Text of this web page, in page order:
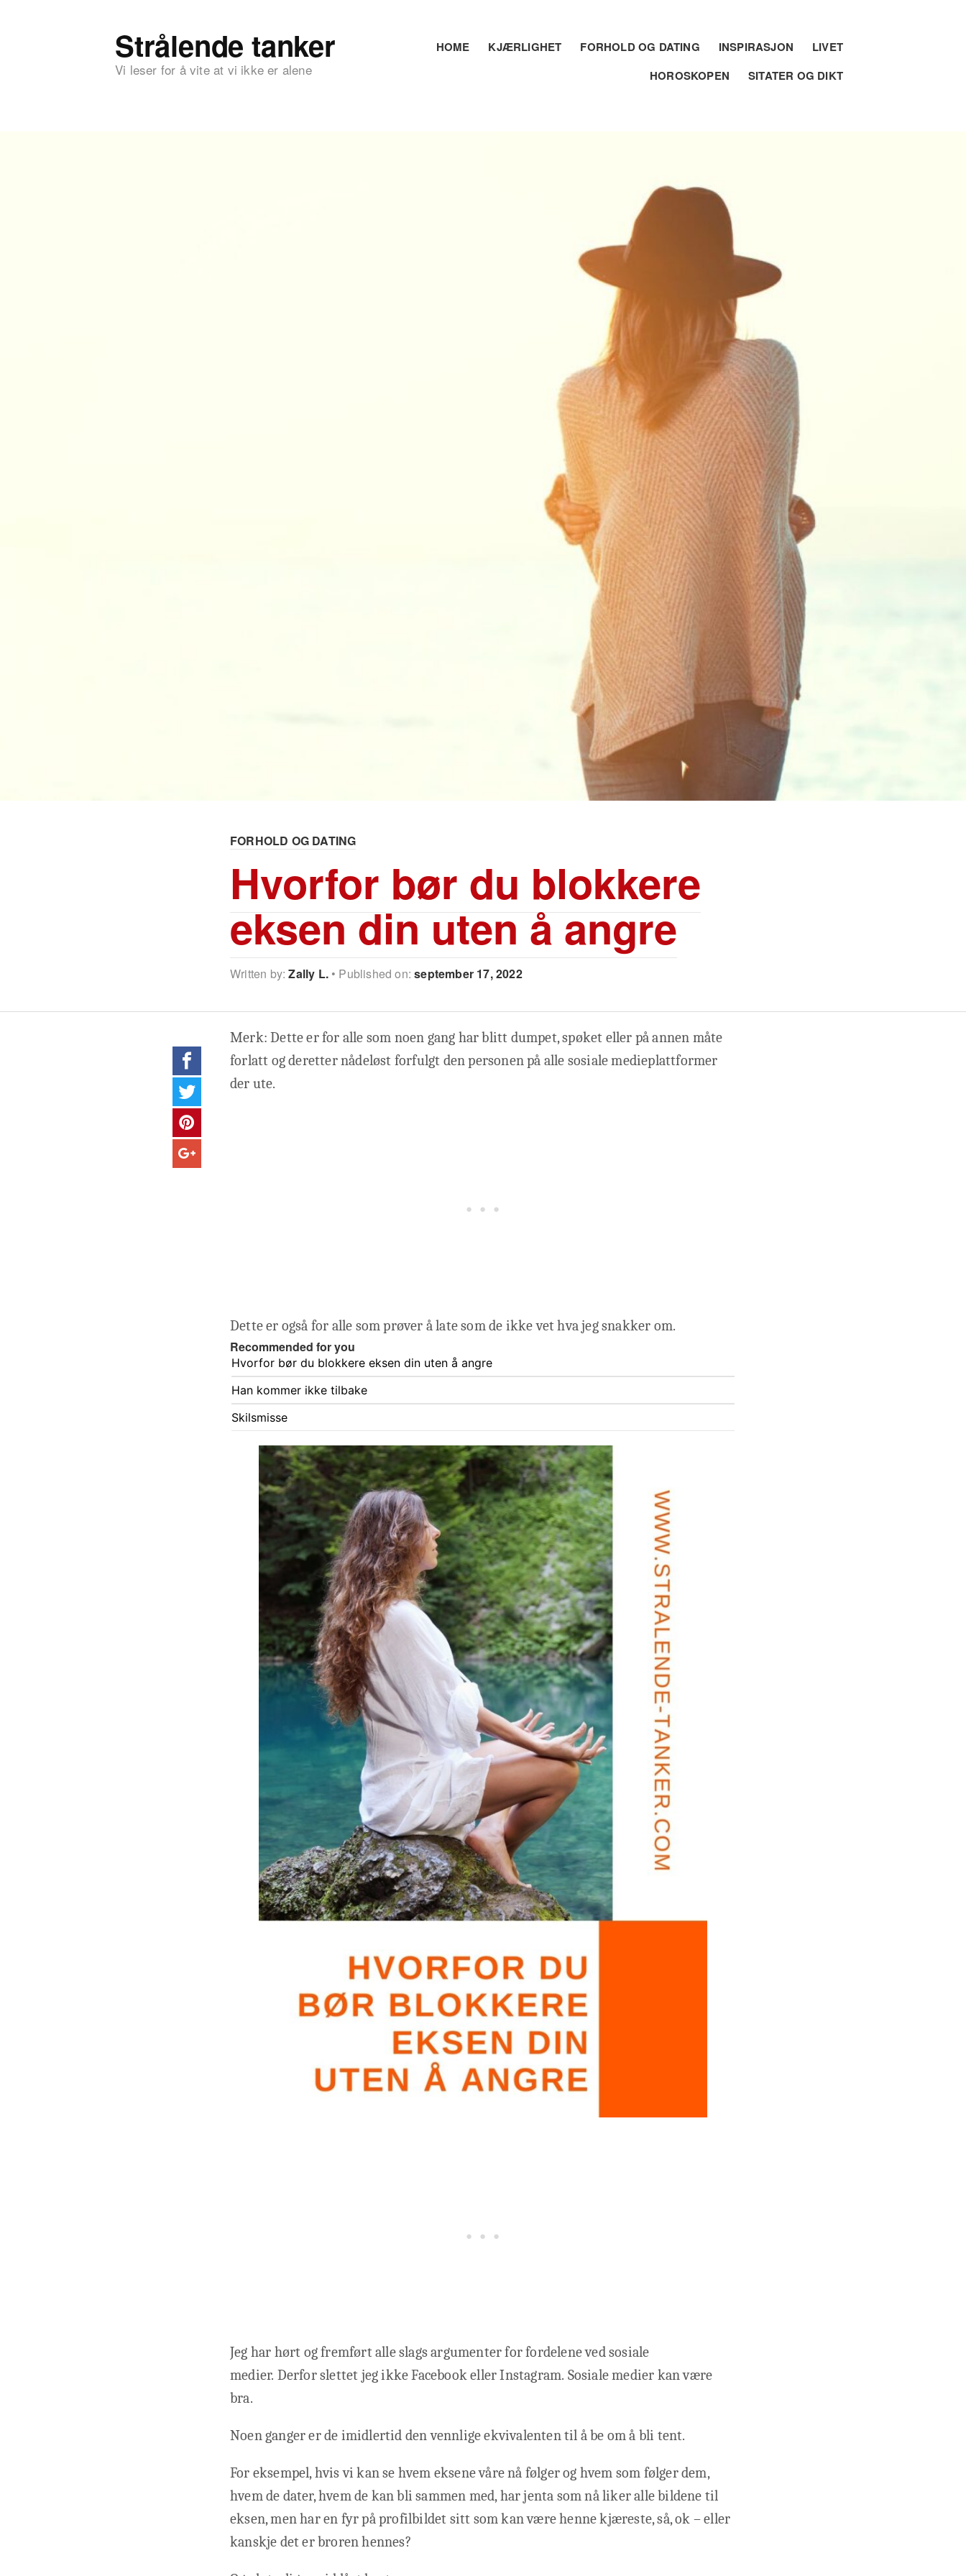
Strålende tanker
Vi leser for å vite at vi ikke er alene
HOME KJÆRLIGHET FORHOLD OG DATING INSPIRASJON
LIVET
HOROSKOPEN
SITATER OG DIKT
FORHOLD OG DATING
Hvorfor bør du blokkere
eksen din uten å angre
Written by:Zally L. Published on:september 17, 2022
Merk: Dette er for alle som noen gang har blitt dumpet, spøket eller på annen måte
forlatt og deretter nådeløst forfulgt den personen på alle sosiale medieplattformer
der ute.
Dette er også for alle som prøver å late som de ikke vet hva jeg snakker om.
Recommended for you
Hvorfor bør du blokkere eksen din uten å angre
Han kommer ikke tilbake
Skilsmisse
Jeg har hørt og fremført alle slags argumenter for fordelene ved sosiale
medier. Derfor slettet jeg ikke Facebook eller Instagram. Sosiale medier kan være
bra.
Noen ganger er de imidlertid den vennlige ekvivalenten til å be om å bli tent.
For eksempel, hvis vi kan se hvem eksene våre nå følger og hvem som følger dem,
hvem de dater, hvem de kan bli sammen med, har jenta som nå liker alle bildene til
eksen, men har en fyr på profilbildet sitt som kan være henne kjæreste, så, ok – eller
kanskje det er broren hennes?